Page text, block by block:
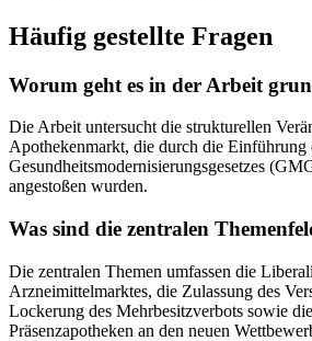
Häufig gestellte Fragen
Worum geht es in der Arbeit
Die Arbeit untersucht die strukturellen
Apothekenmarkt, die durch die Einführung
Gesundheitsmodernisierungsgesetzes
angestoßen wurden.
Was sind die zentralen
Die zentralen Themen umfassen die
Arzneimittelmarktes, die Zulassung des
Lockerung des Mehrbesitzverbots sowie
Präsenzapotheken an den neuen